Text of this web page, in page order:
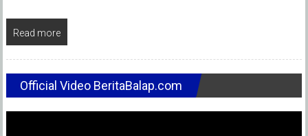
Read more
Official Video BeritaBalap.com